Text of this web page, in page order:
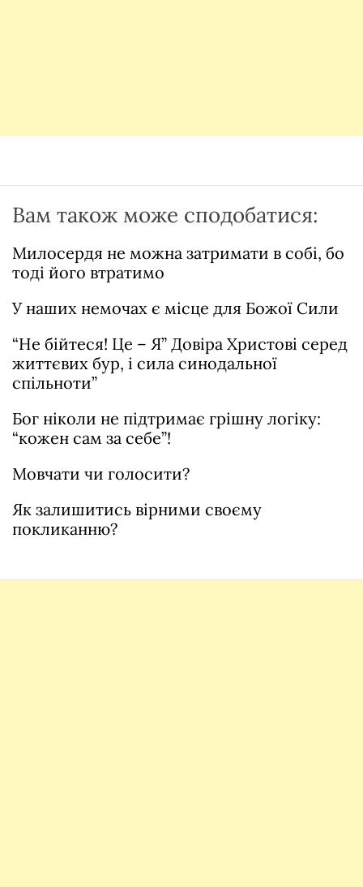
Вам також може сподобатися:
Милосердя не можна затримати в собі, бо
тоді його втратимо
У наших немочах є місце для Божої Сили
“Не бійтеся! Це – Я” Довіра Христові серед
життєвих бур, і сила синодальної
спільноти”
Бог ніколи не підтримає грішну логіку:
“кожен сам за себе”!
Мовчати чи голосити?
Як залишитись вірними своєму
покликанню?